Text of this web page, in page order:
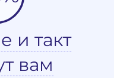
и такт
вам